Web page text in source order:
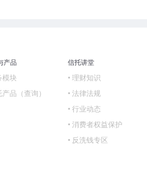
产品
模块
产品（查询）
信托讲堂
• 理财知识
• 法律法规
• 行业动态
• 消费者权益保护
• 反洗钱专区